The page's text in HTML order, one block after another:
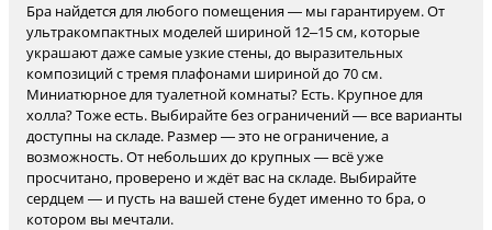
Бра найдется для любого помещения — мы гарантируем. От
ультракомпактных моделей шириной 12–15 см, которые
украшают даже самые узкие стены, до выразительных
композиций с тремя плафонами шириной до 70 см.
Миниатюрное для туалетной комнаты? Есть. Крупное для
холла? Тоже есть. Выбирайте без ограничений — все варианты
доступны на складе. Размер — это не ограничение, а
возможность. От небольших до крупных — всё уже
просчитано, проверено и ждёт вас на складе. Выбирайте
сердцем — и пусть на вашей стене будет именно то бра, о
котором вы мечтали.